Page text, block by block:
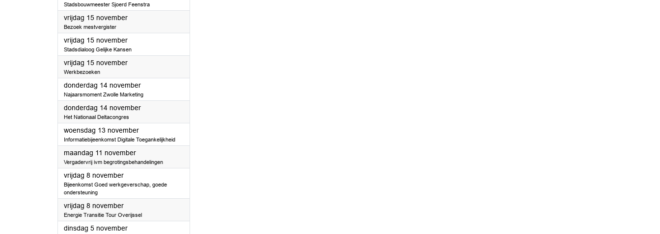
Stadsbouwmeester Sjoerd Feenstra
vrijdag 15 november2024
Bezoek mestvergister
vrijdag 15 november2024
Stadsdialoog Gelijke Kansen
vrijdag 15 november2024
Werkbezoeken
donderdag 14 november2024
Najaarsmoment Zwolle Marketing
donderdag 14 november2024
Het Nationaal Deltacongres
woensdag 13 november2024
Informatiebijeenkomst Digitale Toegankelijkheid
maandag 11 november2024
Vergadervrij ivm begrotingsbehandelingen
vrijdag 8 november2024
Bijeenkomst Goed werkgeverschap, goede
ondersteuning
vrijdag 8 november2024
Energie Transitie Tour Overijssel
dinsdag 5 november2024